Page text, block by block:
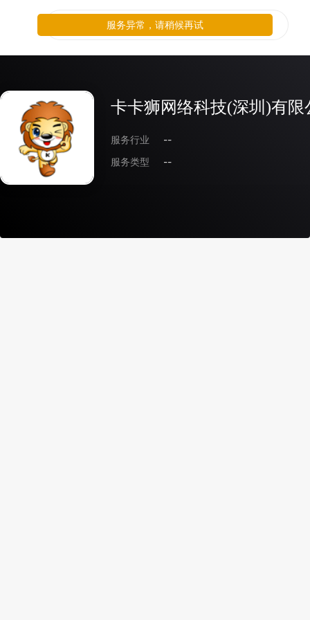
卡卡狮网络科技(深圳)有限
服务行业
--
服务类型
--
服务异常，请稍候再试